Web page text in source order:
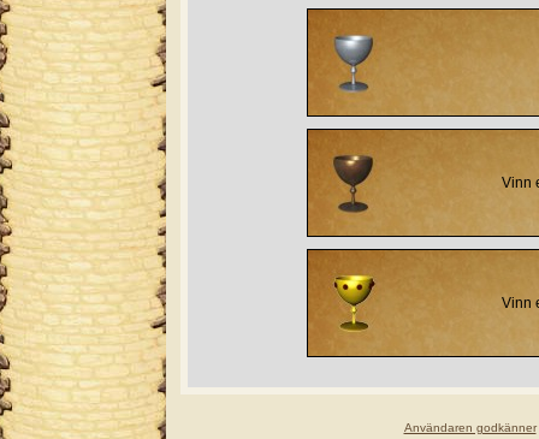
Vinn
Vinn
Användaren godkänner